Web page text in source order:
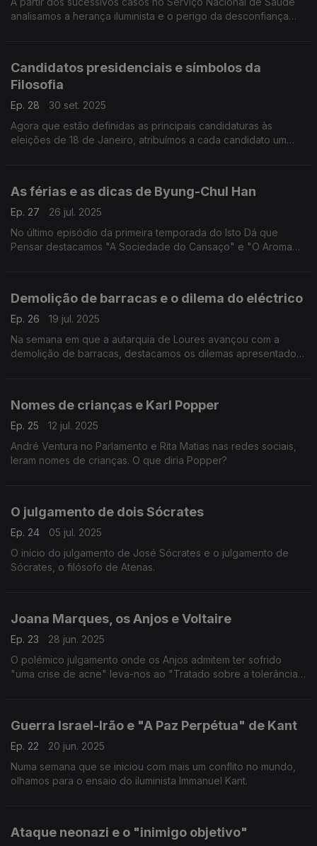
analisamos a herança iluminista e o perigo da desconfiança
Candidatos presidenciais e símbolos da
Filosofia
Ep. 28
30 set. 2025
Agora que estão definidas as principais candidaturas às
eleições de 18 de Janeiro, atribuímos a cada candidato um
As férias e as dicas de Byung-Chul Han
Ep. 27
26 jul. 2025
No último episódio da primeira temporada do Isto Dá que
Pensar destacamos "A Sociedade do Cansaço" e "O Aroma
Demolição de barracas e o dilema do eléctrico
Ep. 26
19 jul. 2025
Na semana em que a autarquia de Loures avançou com a
demolição de barracas, destacamos os dilemas apresentados
Nomes de crianças e Karl Popper
Ep. 25
12 jul. 2025
André Ventura no Parlamento e Rita Matias nas redes sociais,
leram nomes de crianças. O que diria Popper?
O julgamento de dois Sócrates
Ep. 24
05 jul. 2025
O início do julgamento de José Sócrates e o julgamento de
Sócrates, o filósofo de Atenas.
Joana Marques, os Anjos e Voltaire
Ep. 23
28 jun. 2025
O polémico julgamento onde os Anjos admitem ter sofrido
"uma crise de acne" leva-nos ao "Tratado sobre a tolerância"
Guerra Israel-Irão e "A Paz Perpétua" de Kant
Ep. 22
20 jun. 2025
Numa semana que se iniciou com mais um conflito no mundo,
olhamos para o ensaio do iluminista Immanuel Kant.
Ataque neonazi e o "inimigo objetivo"